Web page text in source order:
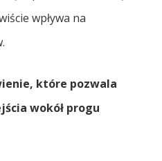
wpływa na
które pozwala
wokół progu